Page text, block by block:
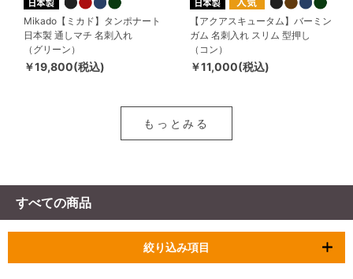
Mikado【ミカド】タンポナート
日本製 通しマチ 名刺入れ
（グリーン）
￥19,800(税込)
【アクアスキュータム】バーミン
ガム 名刺入れ スリム 型押し
（コン）
￥11,000(税込)
もっとみる
すべての商品
絞り込み項目